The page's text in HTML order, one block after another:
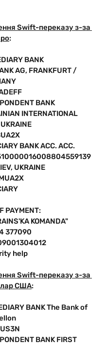
Swift-переказу з-за
:
BANK
AG, FRANKFURT /
BANK
INTERNATIONAL
BANK ACC. ACC.
UKRAINE
PAYMENT:
KOMANDA"
377090
help
Swift-переказу з-за
США:
BANK The Bank of
BANK FIRST